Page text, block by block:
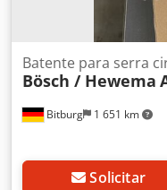
Bitburg 1 651 km
Batente para serra
Bösch / Hewema
Solicitar